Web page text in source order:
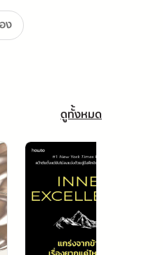
ง
ดูทั้งหมด